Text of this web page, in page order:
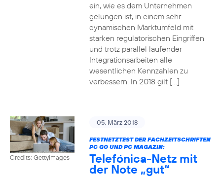
ein, wie es dem Unternehmen
gelungen ist, in einem sehr
dynamischen Marktumfeld mit
starken regulatorischen Eingriffen
und trotz parallel laufender
Integrationsarbeiten alle
wesentlichen Kennzahlen zu
verbessern. In 2018 gilt […]
Credits: Gettyimages
05. März 2018
FESTNETZTEST DER FACHZEITSCHRIFTEN
PC GO UND PC MAGAZIN:
Telefónica-Netz mit
der Note „gut“